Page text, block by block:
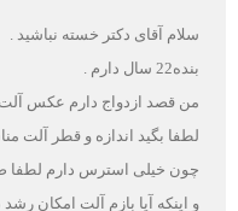
سلام آقای دکتر خسته نباشید .
بنده22 سال دارم .
من قصد ازدواج دارم عکس
لطفا بگید اندازه و قطر آلت
چون خیلی استرس دارم لطفا
و اینکه آیا بازم آلت امکان رشد